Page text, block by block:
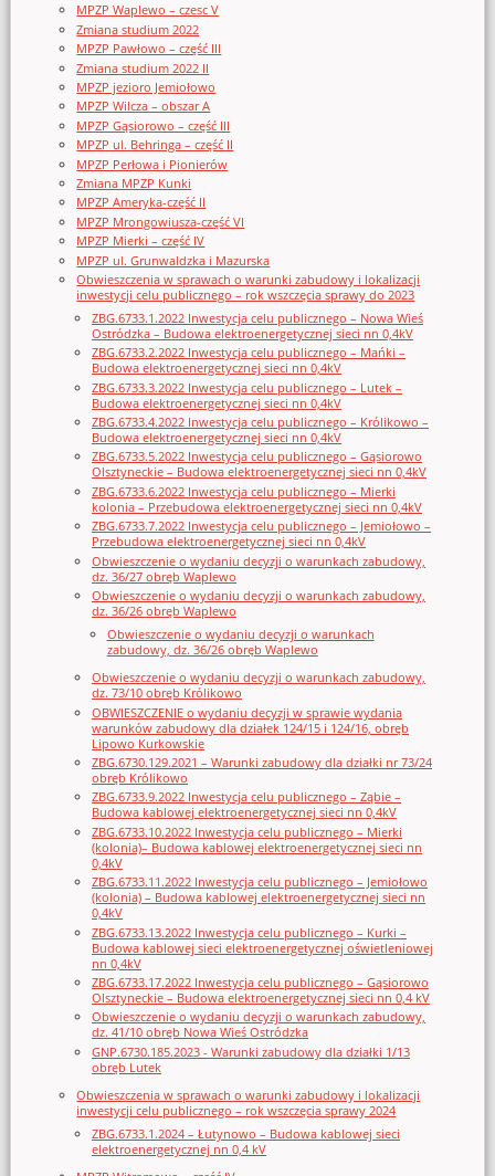
MPZP Waplewo – czesc V
Zmiana studium 2022
MPZP Pawłowo – część III
Zmiana studium 2022 II
MPZP jezioro Jemiołowo
MPZP Wilcza – obszar A
MPZP Gąsiorowo – część III
MPZP ul. Behringa – część II
MPZP Perłowa i Pionierów
Zmiana MPZP Kunki
MPZP Ameryka-część II
MPZP Mrongowiusza-część VI
MPZP Mierki – część IV
MPZP ul. Grunwaldzka i Mazurska
Obwieszczenia w sprawach o warunki zabudowy i lokalizacji
inwestycji celu publicznego – rok wszczęcia sprawy do 2023
ZBG.6733.1.2022 Inwestycja celu publicznego – Nowa Wieś
Ostródzka – Budowa elektroenergetycznej sieci nn 0,4kV
ZBG.6733.2.2022 Inwestycja celu publicznego – Mańki –
Budowa elektroenergetycznej sieci nn 0,4kV
ZBG.6733.3.2022 Inwestycja celu publicznego – Lutek –
Budowa elektroenergetycznej sieci nn 0,4kV
ZBG.6733.4.2022 Inwestycja celu publicznego – Królikowo –
Budowa elektroenergetycznej sieci nn 0,4kV
ZBG.6733.5.2022 Inwestycja celu publicznego – Gąsiorowo
Olsztyneckie – Budowa elektroenergetycznej sieci nn 0,4kV
ZBG.6733.6.2022 Inwestycja celu publicznego – Mierki
kolonia – Przebudowa elektroenergetycznej sieci nn 0,4kV
ZBG.6733.7.2022 Inwestycja celu publicznego – Jemiołowo –
Przebudowa elektroenergetycznej sieci nn 0,4kV
Obwieszczenie o wydaniu decyzji o warunkach zabudowy,
dz. 36/27 obręb Waplewo
Obwieszczenie o wydaniu decyzji o warunkach zabudowy,
dz. 36/26 obręb Waplewo
Obwieszczenie o wydaniu decyzji o warunkach
zabudowy, dz. 36/26 obręb Waplewo
Obwieszczenie o wydaniu decyzji o warunkach zabudowy,
dz. 73/10 obręb Królikowo
OBWIESZCZENIE o wydaniu decyzji w sprawie wydania
warunków zabudowy dla działek 124/15 i 124/16, obręb
Lipowo Kurkowskie
ZBG.6730.129.2021 – Warunki zabudowy dla działki nr 73/24
obręb Królikowo
ZBG.6733.9.2022 Inwestycja celu publicznego – Ząbie –
Budowa kablowej elektroenergetycznej sieci nn 0,4kV
ZBG.6733.10.2022 Inwestycja celu publicznego – Mierki
(kolonia)– Budowa kablowej elektroenergetycznej sieci nn
0,4kV
ZBG.6733.11.2022 Inwestycja celu publicznego – Jemiołowo
(kolonia) – Budowa kablowej elektroenergetycznej sieci nn
0,4kV
ZBG.6733.13.2022 Inwestycja celu publicznego – Kurki –
Budowa kablowej sieci elektroenergetycznej oświetleniowej
nn 0,4kV
ZBG.6733.17.2022 Inwestycja celu publicznego – Gąsiorowo
Olsztyneckie – Budowa elektroenergetycznej sieci nn 0,4 kV
Obwieszczenie o wydaniu decyzji o warunkach zabudowy,
dz. 41/10 obręb Nowa Wieś Ostródzka
GNP.6730.185.2023 - Warunki zabudowy dla działki 1/13
obręb Lutek
Obwieszczenia w sprawach o warunki zabudowy i lokalizacji
inwestycji celu publicznego – rok wszczęcia sprawy 2024
ZBG.6733.1.2024 – Łutynowo – Budowa kablowej sieci
elektroenergetycznej nn 0,4 kV